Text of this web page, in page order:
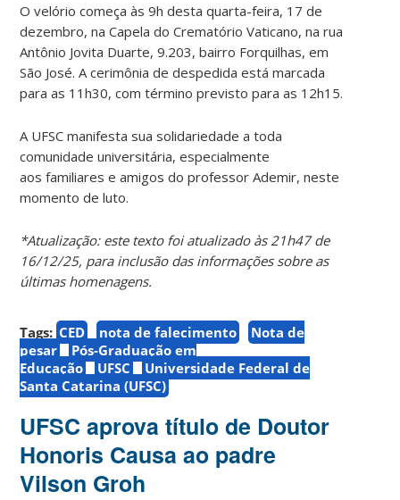
O velório começa às 9h desta quarta-feira, 17 de
dezembro, na Capela do Crematório Vaticano, na rua
Antônio Jovita Duarte, 9.203, bairro Forquilhas, em
São José. A cerimônia de despedida está marcada
para as 11h30, com término previsto para as 12h15.
A UFSC manifesta sua solidariedade a toda
comunidade universitária, especialmente
aos familiares e amigos do professor Ademir, neste
momento de luto.
*Atualização: este texto foi atualizado às 21h47 de
16/12/25, para inclusão das informações sobre as
últimas homenagens.
Tags: CED nota de falecimento
Nota de
pesar
Pós-Graduação em
Educação
UFSC
Universidade Federal de
Santa Catarina (UFSC)
UFSC aprova título de Doutor
Honoris Causa ao padre
Vilson Groh